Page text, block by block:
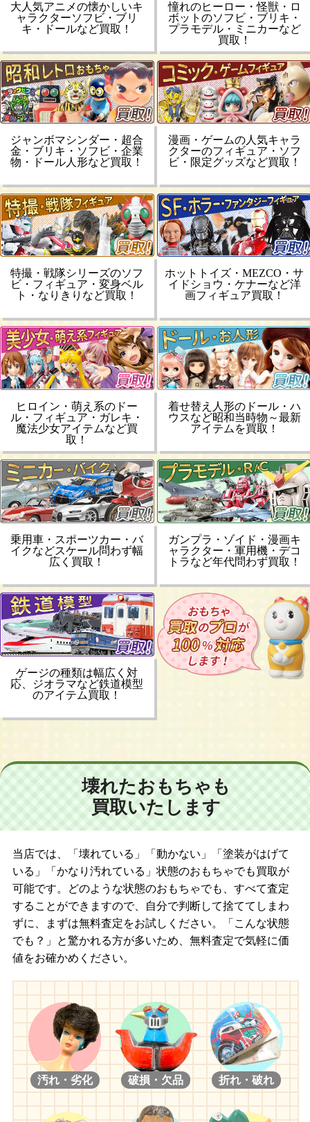
大人気アニメの懐かしいキ
ャラクターソフビ・ブリ
キ・ドールなど買取！
憧れのヒーロー・怪獣・ロ
ボットのソフビ・ブリキ・
プラモデル・ミニカーなど
買取！
ジャンボマシンダー・超合
金・ブリキ・ソフビ・企業
物・ドール人形など買取！
漫画・ゲームの人気キャラ
クターのフィギュア・ソフ
ビ・限定グッズなど買取！
特撮・戦隊シリーズのソフ
ビ・フィギュア・変身ベル
ト・なりきりなど買取！
ホットトイズ・MEZCO・サ
イドショウ・ケナーなど洋
画フィギュア買取！
ヒロイン・萌え系のドー
ル・フィギュア・ガレキ・
魔法少女アイテムなど買
取！
着せ替え人形のドール・ハ
ウスなど昭和当時物～最新
アイテムを買取！
乗用車・スポーツカー・バ
イクなどスケール問わず幅
広く買取！
ガンプラ・ゾイド・漫画キ
ャラクター・軍用機・デコ
トラなど年代問わず買取！
ゲージの種類は幅広く対
応、ジオラマなど鉄道模型
のアイテム買取！
壊れたおもちゃも
買取いたします
当店では、「壊れている」「動かない」「塗装がはげて
いる」「かなり汚れている」状態のおもちゃでも買取が
可能です。どのような状態のおもちゃでも、すべて査定
することができますので、自分で判断して捨ててしまわ
ずに、まずは無料査定をお試しください。「こんな状態
でも？」と驚かれる方が多いため、無料査定で気軽に価
値をお確かめください。
汚れ・劣化 破損・欠品 折れ・破れ